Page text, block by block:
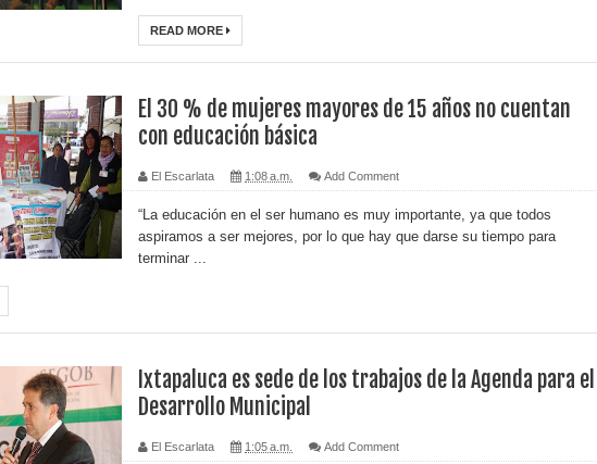
READ MORE
El 30 % de mujeres mayores de 15 años no cuentan
con educación básica
El Escarlata 1:08 a.m. Add Comment
“La educación en el ser humano es muy importante, ya que todos
aspiramos a ser mejores, por lo que hay que darse su tiempo para
terminar ...
Ixtapaluca es sede de los trabajos de la Agenda para el
Desarrollo Municipal
El Escarlata 1:05 a.m. Add Comment